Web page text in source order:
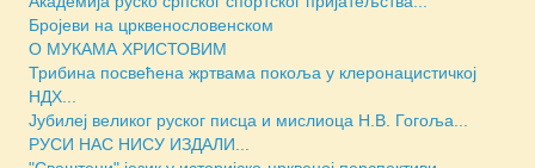
Бројеви на црквенословенском
О МУКАМА ХРИСТОВИМ
Трибина посвећена жртвама покоља у клеронацистичкој
НДХ...
Јубилеј великог руског писца и мислиоца Н.В. Гогоља...
РУСИ НАС НИСУ ИЗДАЛИ...